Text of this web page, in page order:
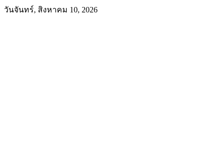
วันจันทร์, สิงหาคม 10, 2026